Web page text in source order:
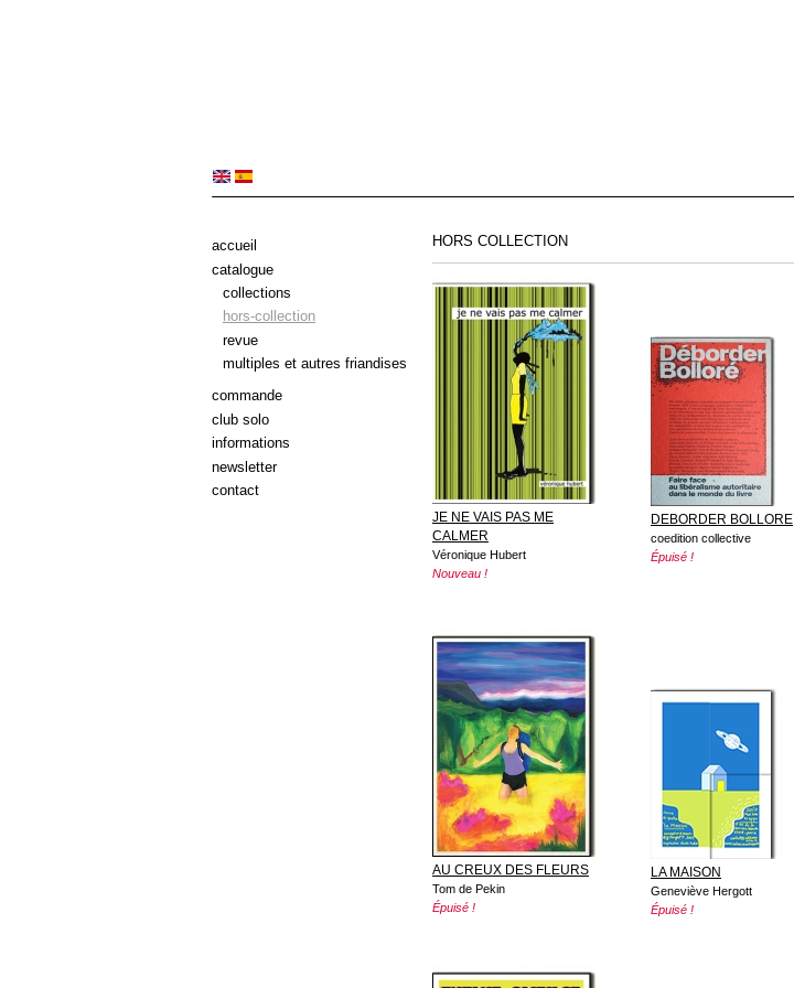
HORS COLLECTION
JE NE VAIS PAS ME
CALMER
Véronique Hubert
Nouveau !
DEBORDER BOLLORE
coedition collective
Épuisé !
AU CREUX DES FLEURS
Tom de Pekin
Épuisé !
LA MAISON
Geneviève Hergott
Épuisé !
accueil
catalogue
collections
hors-collection
revue
multiples et autres friandises
commande
club solo
informations
newsletter
contact